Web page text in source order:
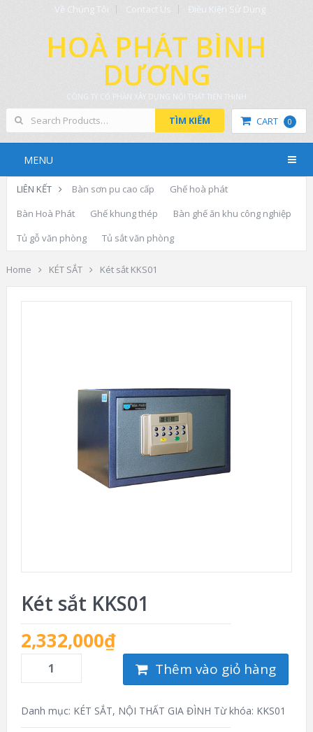
Về Chúng Tôi Contact Us Điều Kiện Sử Dụng
HOÀ PHÁT BÌNH
DƯƠNG
CÔNG TY CỔ PHẦN XÂY DỰNG NỘI THẤT TIẾN THỊNH
CART 0
TÌM KIẾM
MENU
LIÊN KẾT Bàn sơn pu cao cấp
Ghế hoà phát
Bàn Hoà Phát
Ghế khung thép
Bàn ghế ăn khu công nghiệp
Tủ gỗ văn phòng
Tủ sắt văn phòng
Home KÉT SẮT Két sắt KKS01
Két sắt KKS01
2,332,000₫
Thêm vào giỏ hàng
Danh mục: KÉT SẮT, NỘI THẤT GIA ĐÌNH Từ khóa: KKS01